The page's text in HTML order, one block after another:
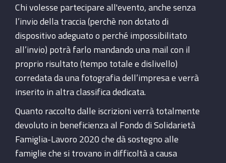
Chi volesse partecipare all'evento, anche senza
l’invio della traccia (perchè non dotato di
dispositivo adeguato o perché impossibilitato
all’invio) potrà farlo mandando una mail con il
proprio risultato (tempo totale e dislivello)
corredata da una fotografia dell’impresa e verrà
inserito in altra classifica dedicata.
Quanto raccolto dalle iscrizioni verrà totalmente
devoluto in beneficienza al Fondo di Solidarietà
Famiglia-Lavoro 2020 che dà sostegno alle
famiglie che si trovano in difficoltà a causa